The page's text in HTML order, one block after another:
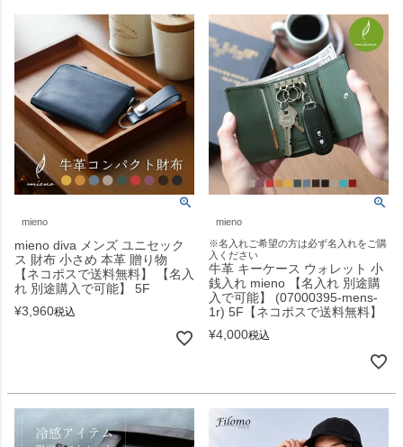
mieno
mieno diva メンズ ユニセック
ス 財布 小さめ 本革 贈り物
【ネコポスで送料無料】 【名入
れ 別途購入で可能】 5F
¥3,960税込
mieno
※名入れご希望の方は必ず名入れをご購
入ください
牛革 キーケース ウォレット 小
銭入れ mieno 【名入れ 別途購
入で可能】 (07000395-mens-
1r) 5F【ネコポスで送料無料】
¥4,000税込